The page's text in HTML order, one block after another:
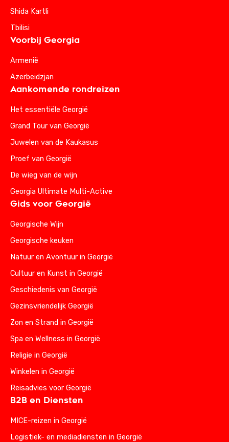
Shida Kartli
Tbilisi
Voorbij Georgia
Armenië
Azerbeidzjan
Aankomende rondreizen
Het essentiële Georgië
Grand Tour van Georgië
Juwelen van de Kaukasus
Proef van Georgië
De wieg van de wijn
Georgia Ultimate Multi-Active
Gids voor Georgië
Georgische Wijn
Georgische keuken
Natuur en Avontuur in Georgië
Cultuur en Kunst in Georgië
Geschiedenis van Georgië
Gezinsvriendelijk Georgië
Zon en Strand in Georgië
Spa en Wellness in Georgië
Religie in Georgië
Winkelen in Georgië
Reisadvies voor Georgië
B2B en Diensten
MICE-reizen in Georgië
Logistiek- en mediadiensten in Georgië